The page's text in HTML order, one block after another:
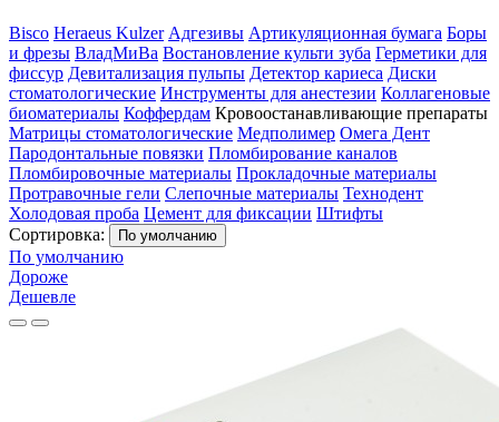
Bisco Heraeus Kulzer Адгезивы Артикуляционная бумага Боры
и фрезы ВладМиВа Востановление культи зуба Герметики для
фиссур Девитализация пульпы Детектор кариеса Диски
стоматологические Инструменты для анестезии Коллагеновые
биоматериалы Коффердам Кровоостанавливающие препараты
Матрицы стоматологические Медполимер Омега Дент
Пародонтальные повязки Пломбирование каналов
Пломбировочные материалы Прокладочные материалы
Протравочные гели Слепочные материалы Технодент
Холодовая проба Цемент для фиксации Штифты
Сортировка:
По умолчанию
По умолчанию
Дороже
Дешевле